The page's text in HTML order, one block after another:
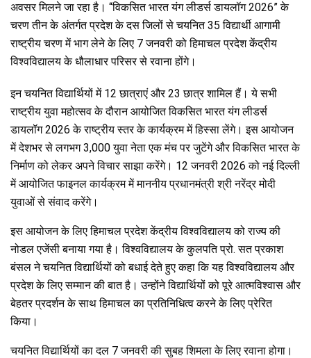
b
o
o
k
er s
A
p
p
gr
a
m
e
अवसर मिलने जा रहा है। “विकसित भारत यंग लीडर्स डायलॉग 2026” के
चरण तीन के अंतर्गत प्रदेश के दस जिलों से चयनित 35 विद्यार्थी आगामी
राष्ट्रीय चरण में भाग लेने के लिए 7 जनवरी को हिमाचल प्रदेश केंद्रीय
विश्वविद्यालय के धौलाधार परिसर से रवाना होंगे।
इन चयनित विद्यार्थियों में 12 छात्राएं और 23 छात्र शामिल हैं। ये सभी
राष्ट्रीय युवा महोत्सव के दौरान आयोजित विकसित भारत यंग लीडर्स
डायलॉग 2026 के राष्ट्रीय स्तर के कार्यक्रम में हिस्सा लेंगे। इस आयोजन
में देशभर से लगभग 3,000 युवा नेता एक मंच पर जुटेंगे और विकसित भारत के
निर्माण को लेकर अपने विचार साझा करेंगे। 12 जनवरी 2026 को नई दिल्ली
में आयोजित फाइनल कार्यक्रम में माननीय प्रधानमंत्री श्री नरेंद्र मोदी
युवाओं से संवाद करेंगे।
इस आयोजन के लिए हिमाचल प्रदेश केंद्रीय विश्वविद्यालय को राज्य की
नोडल एजेंसी बनाया गया है। विश्वविद्यालय के कुलपति प्रो. सत प्रकाश
बंसल ने चयनित विद्यार्थियों को बधाई देते हुए कहा कि यह विश्वविद्यालय और
प्रदेश के लिए सम्मान की बात है। उन्होंने विद्यार्थियों को पूरे आत्मविश्वास और
बेहतर प्रदर्शन के साथ हिमाचल का प्रतिनिधित्व करने के लिए प्रेरित
किया।
चयनित विद्यार्थियों का दल 7 जनवरी की सुबह शिमला के लिए रवाना होगा।